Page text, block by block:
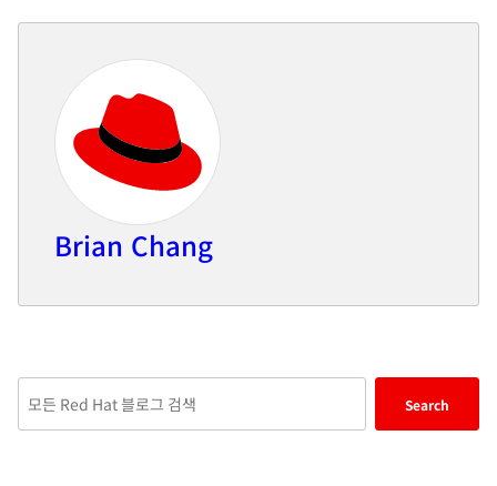
Brian Chang
keywords
Search